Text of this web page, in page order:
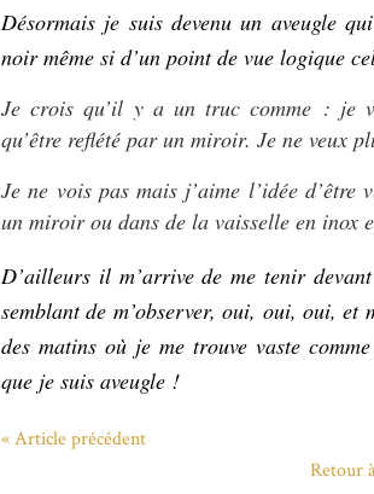
Désormais je suis devenu un aveugle
noir même si d’un point de vue logique
Je crois qu’il y a un truc comme : je
qu’être reflété par un miroir. Je ne veux
Je ne vois pas mais j’aime l’idée
un miroir ou dans de la vaisselle en inox
D’ailleurs il m’arrive de me tenir
semblant de m’observer, oui, oui, oui, et
des matins où je me trouve vaste
que je suis aveugle !
« Article précédent
Retour